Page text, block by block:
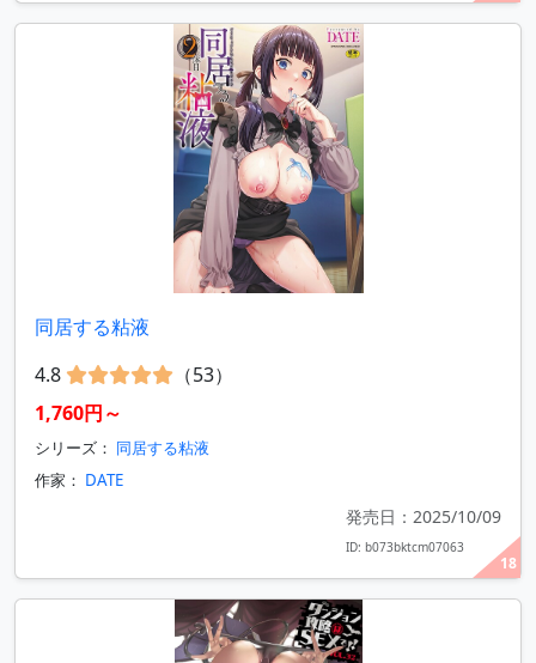
18
同居する粘液
4.8
（53）
1,760円～
シリーズ： 同居する粘液
作家： DATE
発売日：2025/10/09
ID: b073bktcm07063